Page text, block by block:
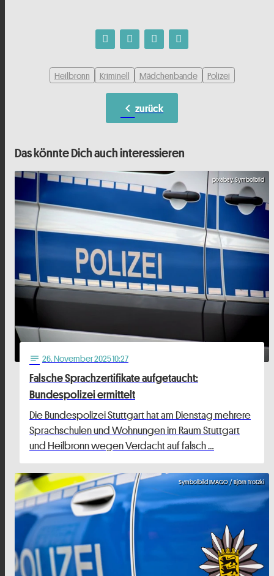
Heilbronn Kriminell Mädchenbande Polizei
chevron_left zurück
Das könnte Dich auch interessieren
pixabay, Symbolbild
notes 26. November 2025 10:27
Falsche Sprachzertifikate aufgetaucht:
Bundespolizei ermittelt
Die Bundespolizei Stuttgart hat am Dienstag mehrere
Sprachschulen und Wohnungen im Raum Stuttgart
und Heilbronn wegen Verdacht auf falsch …
Symbolbild IMAGO / Björn Trotzki